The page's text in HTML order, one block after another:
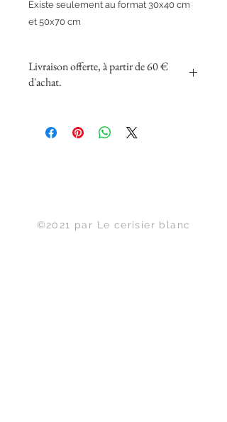
Existe seulement au format 30x40 cm
et 50x70 cm
Livraison offerte, à partir de 60 €
d'achat.
©2021 par Le cerisier blanc